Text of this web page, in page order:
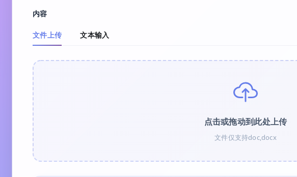
内容
文件上传 文本输入
点击或拖动到此处上传
文件仅支持doc,docx